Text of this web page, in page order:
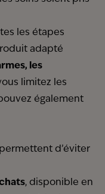
les étapes
adapté
les
limitez les
également
permettent d’éviter
, disponible en